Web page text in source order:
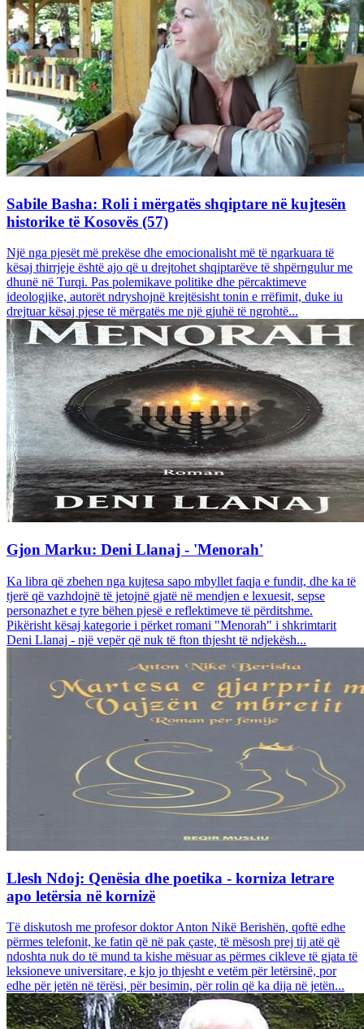
Sabile Basha: Roli i mërgatës shqiptare në kujtesën
historike të Kosovës (57)
Një nga pjesët më prekëse dhe emocionalisht më të ngarkuara të
kësaj thirrjeje është ajo që u drejtohet shqiptarëve të shpërngulur me
dhunë në Turqi. Pas polemikave politike dhe përcaktimeve
ideologjike, autorët ndryshojnë krejtësisht tonin e rrëfimit, duke iu
drejtuar kësaj pjese të mërgatës me një gjuhë të ngrohtë...
Gjon Marku: Deni Llanaj - 'Menorah'
Ka libra që zbehen nga kujtesa sapo mbyllet faqja e fundit, dhe ka të
tjerë që vazhdojnë të jetojnë gjatë në mendjen e lexuesit, sepse
personazhet e tyre bëhen pjesë e reflektimeve të përditshme.
Pikërisht kësaj kategorie i përket romani "Menorah" i shkrimtarit
Deni Llanaj - një vepër që nuk të fton thjesht të ndjekësh...
Llesh Ndoj: Qenësia dhe poetika - korniza letrare
apo letërsia në kornizë
Të diskutosh me profesor doktor Anton Nikë Berishën, qoftë edhe
përmes telefonit, ke fatin që në pak çaste, të mësosh prej tij atë që
ndoshta nuk do të mund ta kishe mësuar as përmes cikleve të gjata të
leksioneve universitare, e kjo jo thjesht e vetëm për letërsinë, por
edhe për jetën në tërësi, për besimin, për rolin që ka dija në jetën...